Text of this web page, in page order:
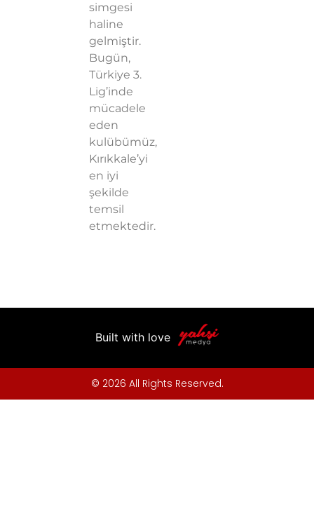
simgesi
haline
gelmiştir.
Bugün,
Türkiye 3.
Lig’inde
mücadele
eden
kulübümüz,
Kırıkkale’yi
en iyi
şekilde
temsil
etmektedir.
Built with love
© 2026 All Rights Reserved.